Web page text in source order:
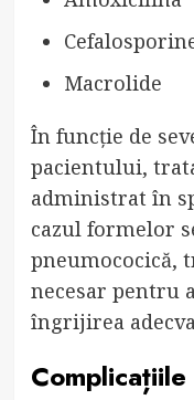
Macrolide
În funcție de
pacientului,
administrat în
cazul formelor
pneumococică,
necesar pentru
îngrijirea